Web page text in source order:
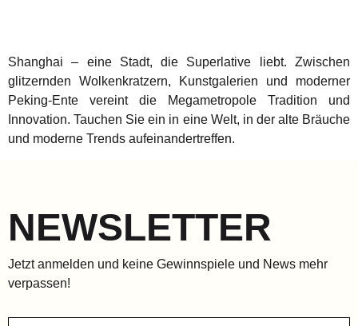
Shanghai – eine Stadt, die Superlative liebt. Zwischen
glitzernden Wolkenkratzern, Kunstgalerien und moderner
Peking-Ente vereint die Megametropole Tradition und
Innovation. Tauchen Sie ein in eine Welt, in der alte Bräuche
und moderne Trends aufeinandertreffen.
NEWSLETTER
Jetzt anmelden und keine Gewinnspiele und News mehr
verpassen!